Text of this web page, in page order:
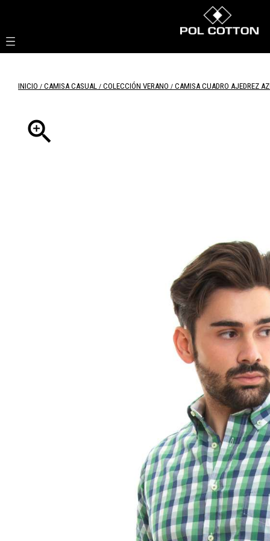
INICIO CAMISA CASUAL COLECCIÓN VERANO CAMISA CUADRO AJEDREZ
